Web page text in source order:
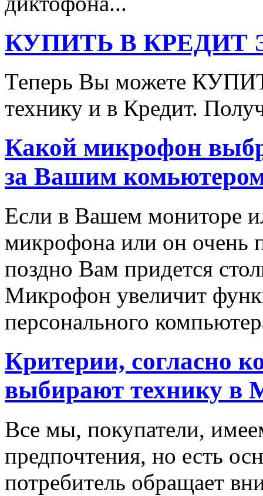
КУПИТЬ В КРЕДИТ
Теперь Вы можете
технику и в Кредит.
Какой микрофон
за Вашим
Если в Вашем мониторе
микрофона или он очень
поздно Вам придется
Микрофон увеличит
персонального
Критерии, согласно
выбирают технику в
Все мы, покупатели,
предпочтения, но есть
потребитель обращает